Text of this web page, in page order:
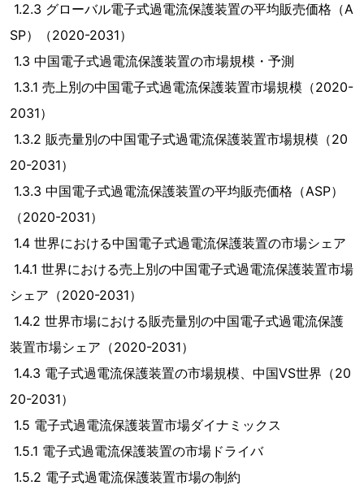
1.2.3 グローバル電子式過電流保護装置の平均販売価格（A
SP）（2020-2031）
1.3 中国電子式過電流保護装置の市場規模・予測
1.3.1 売上別の中国電子式過電流保護装置市場規模（2020-
2031）
1.3.2 販売量別の中国電子式過電流保護装置市場規模（20
20-2031）
1.3.3 中国電子式過電流保護装置の平均販売価格（ASP）
（2020-2031）
1.4 世界における中国電子式過電流保護装置の市場シェア
1.4.1 世界における売上別の中国電子式過電流保護装置市場
シェア（2020-2031）
1.4.2 世界市場における販売量別の中国電子式過電流保護
装置市場シェア（2020-2031）
1.4.3 電子式過電流保護装置の市場規模、中国VS世界（20
20-2031）
1.5 電子式過電流保護装置市場ダイナミックス
1.5.1 電子式過電流保護装置の市場ドライバ
1.5.2 電子式過電流保護装置市場の制約